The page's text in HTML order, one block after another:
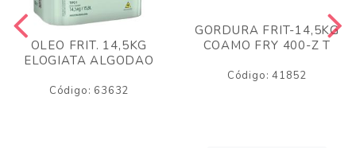
OLEO FRIT. 14,5KG
ELOGIATA ALGODAO
Código: 63632
GORDURA FRIT-14,5KG
COAMO FRY 400-Z T
Código: 41852